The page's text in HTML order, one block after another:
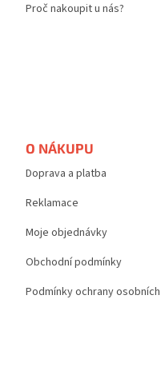
Proč nakoupit u nás?
O NÁKUPU
Doprava a platba
Reklamace
Moje objednávky
Obchodní podmínky
Podmínky ochrany